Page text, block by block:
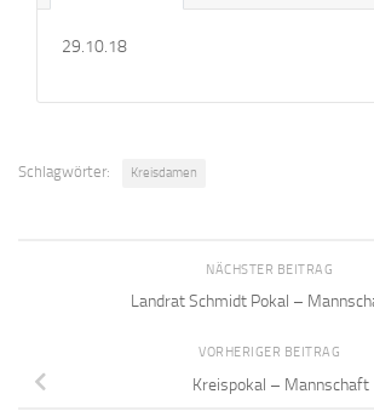
29.10.18
Schlagwörter: Kreisdamen
NÄCHSTER BEITRAG
Landrat Schmidt Pokal –
VORHERIGER BEITRAG
Kreispokal – Mannschaft